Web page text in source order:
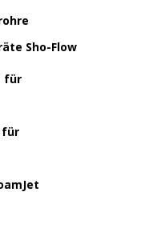
Sho-Flow
für
für